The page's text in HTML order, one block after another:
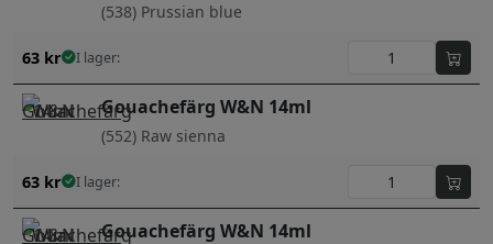
(538) Prussian blue
63 kr I lager:
Gouachefärg W&N 14ml
(552) Raw sienna
63 kr I lager:
Gouachefärg W&N 14ml